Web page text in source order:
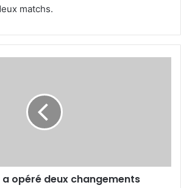
matchs.
a opéré deux changements